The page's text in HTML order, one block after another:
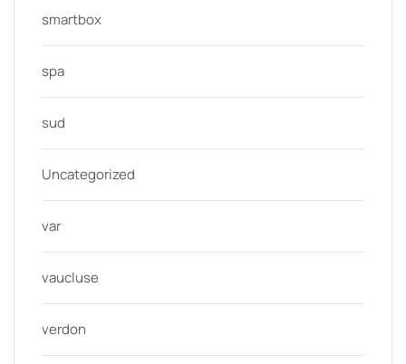
smartbox
spa
sud
Uncategorized
var
vaucluse
verdon